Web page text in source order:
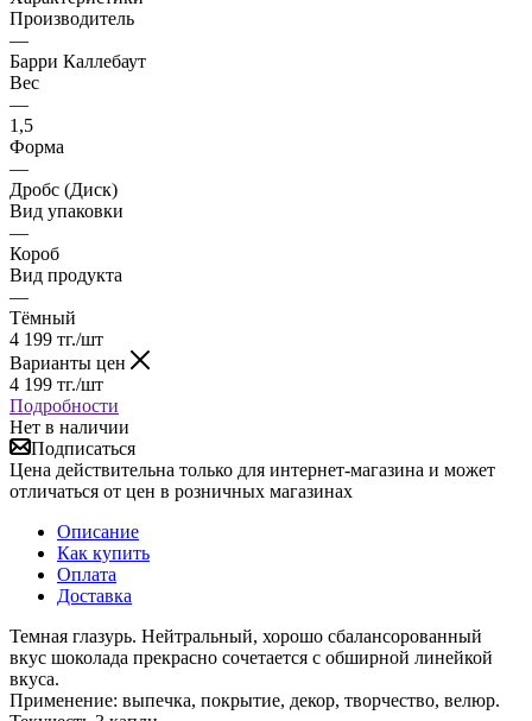
Производитель
—
Барри Каллебаут
Вес
—
1,5
Форма
—
Дробс (Диск)
Вид упаковки
—
Короб
Вид продукта
—
Тёмный
4 199 тг./шт
Варианты цен
4 199 тг./шт
Подробности
Нет в наличии
Подписаться
Цена действительна только для интернет-магазина и может
отличаться от цен в розничных магазинах
Описание
Как купить
Оплата
Доставка
Темная глазурь. Нейтральный, хорошо сбалансорованный
вкус шоколада прекрасно сочетается с обширной линейкой
вкуса.
Применение: выпечка, покрытие, декор, творчество, велюр.